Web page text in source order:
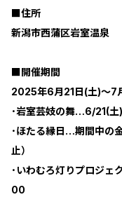
■住所
新潟市西蒲区岩室温泉
■開催期間
2025年6月21日(土)～7
･岩室芸妓の舞…6/21(
･ほたる縁日…期間中の
止）
･いわむろ灯りプロジ
00